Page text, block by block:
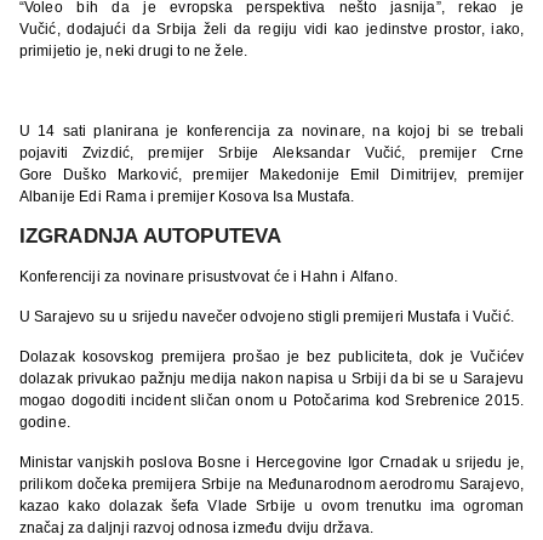
“Voleo bih da je evropska perspektiva nešto jasnija”, rekao je
Vučić, dodajući da Srbija želi da regiju vidi kao jedinstve prostor, iako,
primijetio je, neki drugi to ne žele.
U 14 sati planirana je konferencija za novinare, na kojoj bi se trebali
pojaviti Zvizdić, premijer Srbije Aleksandar Vučić, premijer Crne
Gore Duško Marković, premijer Makedonije Emil Dimitrijev, premijer
Albanije Edi Rama i premijer Kosova Isa Mustafa.
IZGRADNJA AUTOPUTEVA
Konferenciji za novinare prisustvovat će i Hahn i Alfano.
U Sarajevo su u srijedu navečer odvojeno stigli premijeri Mustafa i Vučić.
Dolazak kosovskog premijera prošao je bez publiciteta, dok je Vučićev
dolazak privukao pažnju medija nakon napisa u Srbiji da bi se u Sarajevu
mogao dogoditi incident sličan onom u Potočarima kod Srebrenice 2015.
godine.
Ministar vanjskih poslova Bosne i Hercegovine Igor Crnadak u srijedu je,
prilikom dočeka premijera Srbije na Međunarodnom aerodromu Sarajevo,
kazao kako dolazak šefa Vlade Srbije u ovom trenutku ima ogroman
značaj za daljnji razvoj odnosa između dviju država.